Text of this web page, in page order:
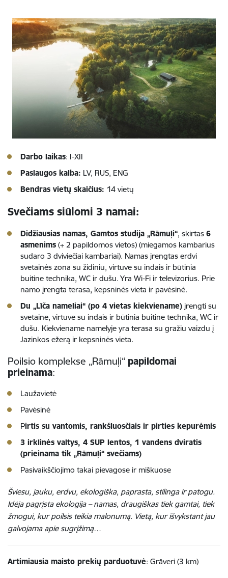
Darbo laikas: I-XII
Paslaugos kalba: LV, RUS, ENG
Bendras vietų skaičius: 14 vietų
Svečiams siūlomi 3 namai:
Didžiausias namas, Gamtos studija „Rāmuļi“, skirtas 6
asmenims (+ 2 papildomos vietos) (miegamos kambarius
sudaro 3 dviviečiai kambariai). Namas įrengtas erdvi
svetainės zona su židiniu, virtuve su indais ir būtinia
buitine technika, WC ir dušu. Yra Wi-Fi ir televizorius. Prie
namo įrengta terasa, kepsninės vieta ir pavėsinė.
Du „Līča nameliai“ (po 4 vietas kiekviename) įrengti su
svetaine, virtuve su indais ir būtinia buitine technika, WC ir
dušu. Kiekviename namelyje yra terasa su gražiu vaizdu į
Jazinkos ežerą ir kepsninės vieta.
Poilsio komplekse „Rāmuļi“ papildomai
prieinama:
Laužavietė
Pavėsinė
Pirtis su vantomis, rankšluosčiais ir pirties kepurėmis
3 irklinės valtys, 4 SUP lentos, 1 vandens dviratis
(prieinama tik „Rāmuļi“ svečiams)
Pasivaikščiojimo takai pievagose ir miškuose
Šviesu, jauku, erdvu, ekologiška, paprasta, stilinga ir patogu.
Idėja pagrįsta ekologija – namas, draugiškas tiek gamtai, tiek
žmogui, kur poilsis teikia malonumą. Vietą, kur išvykstant jau
galvojama apie sugrįžimą…
Artimiausia maisto prekių parduotuvė: Grāveri (3 km)